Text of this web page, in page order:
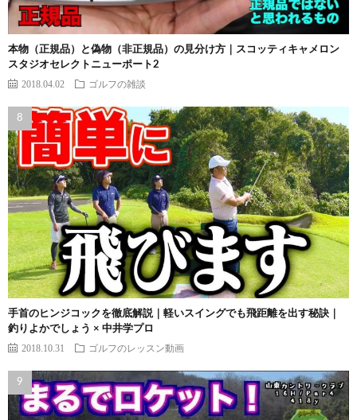
本物（正規品）と偽物（非正規品）の見分け方｜スコッティキャメロン
スタジオセレクトニューポート2
2018.04.02 ゴルフの雑談
手首のヒンジコックを徹底解説｜軽いスイングでも飛距離を出す秘訣｜
釣りよかでしょう × 中井学プロ
2018.10.31 ゴルフのレッスン動画